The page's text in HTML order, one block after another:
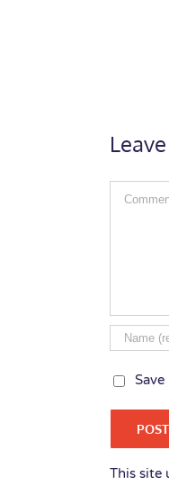
Comment
This site